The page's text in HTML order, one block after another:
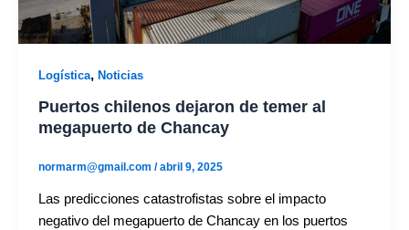
Logística, Noticias
Puertos chilenos dejaron de temer al
megapuerto de Chancay
normarm@gmail.com /abril 9, 2025
Las predicciones catastrofistas sobre el impacto
negativo del megapuerto de Chancay en los puertos